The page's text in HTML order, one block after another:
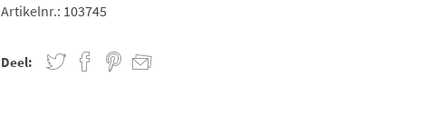
Artikelnr.: 103745
Deel: